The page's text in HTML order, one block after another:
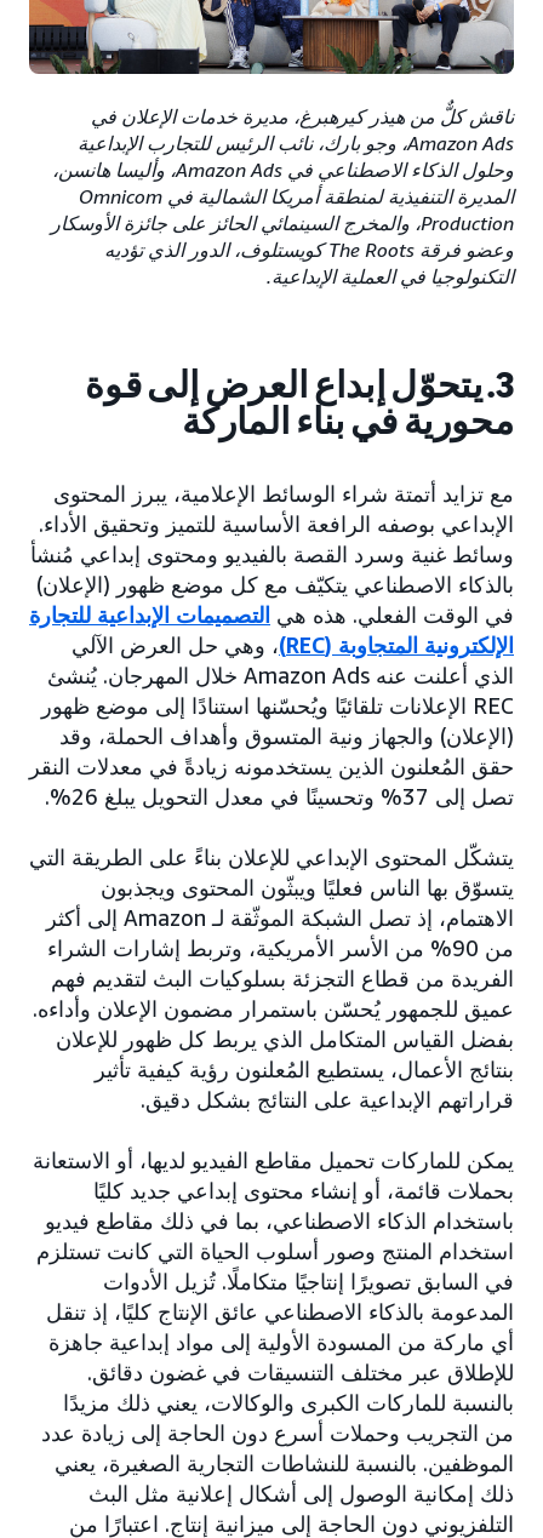
ناقش كلٌّ من هيذر كيرهبرغ، مديرة خدمات الإعلان في
Amazon Ads، وجو بارك، نائب الرئيس للتجارب الإبداعية
وحلول الذكاء الاصطناعي في Amazon Ads، وأليسا هانسن،
المديرة التنفيذية لمنطقة أمريكا الشمالية في Omnicom
Production، والمخرج السينمائي الحائز على جائزة الأوسكار
وعضو فرقة The Roots كويستلوف، الدور الذي تؤديه
التكنولوجيا في العملية الإبداعية.
3. يتحوّل إبداع العرض إلى قوة
محورية في بناء الماركة
مع تزايد أتمتة شراء الوسائط الإعلامية، يبرز المحتوى
الإبداعي بوصفه الرافعة الأساسية للتميز وتحقيق الأداء.
وسائط غنية وسرد القصة بالفيديو ومحتوى إبداعي مُنشأ
بالذكاء الاصطناعي يتكيّف مع كل موضع ظهور (الإعلان)
في الوقت الفعلي. هذه هي التصميمات الإبداعية للتجارة
الإلكترونية المتجاوبة (REC)
، وهي حل العرض الآلي
الذي أعلنت عنه Amazon Ads خلال المهرجان. يُنشئ
REC الإعلانات تلقائيًا ويُحسّنها استنادًا إلى موضع ظهور
(الإعلان) والجهاز ونية المتسوق وأهداف الحملة، وقد
حقق المُعلنون الذين يستخدمونه زيادةً في معدلات النقر
تصل إلى 37% وتحسينًا في معدل التحويل يبلغ 26%.
يتشكّل المحتوى الإبداعي للإعلان بناءً على الطريقة التي
يتسوّق بها الناس فعليًا ويبثّون المحتوى ويجذبون
الاهتمام، إذ تصل الشبكة الموثّقة لـ Amazon إلى أكثر
من 90% من الأسر الأمريكية، وتربط إشارات الشراء
الفريدة من قطاع التجزئة بسلوكيات البث لتقديم فهم
عميق للجمهور يُحسّن باستمرار مضمون الإعلان وأداءه.
بفضل القياس المتكامل الذي يربط كل ظهور للإعلان
بنتائج الأعمال، يستطيع المُعلنون رؤية كيفية تأثير
قراراتهم الإبداعية على النتائج بشكل دقيق.
يمكن للماركات تحميل مقاطع الفيديو لديها، أو الاستعانة
بحملات قائمة، أو إنشاء محتوى إبداعي جديد كليًا
باستخدام الذكاء الاصطناعي، بما في ذلك مقاطع فيديو
استخدام المنتج وصور أسلوب الحياة التي كانت تستلزم
في السابق تصويرًا إنتاجيًا متكاملًا. تُزيل الأدوات
المدعومة بالذكاء الاصطناعي عائق الإنتاج كليًا، إذ تنقل
أي ماركة من المسودة الأولية إلى مواد إبداعية جاهزة
للإطلاق عبر مختلف التنسيقات في غضون دقائق.
بالنسبة للماركات الكبرى والوكالات، يعني ذلك مزيدًا
من التجريب وحملات أسرع دون الحاجة إلى زيادة عدد
الموظفين. بالنسبة للنشاطات التجارية الصغيرة، يعني
ذلك إمكانية الوصول إلى أشكال إعلانية مثل البث
التلفزيوني دون الحاجة إلى ميزانية إنتاج. اعتبارًا من